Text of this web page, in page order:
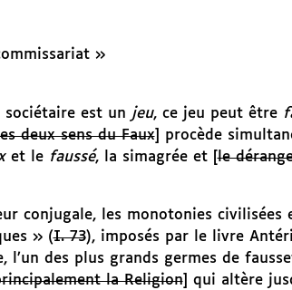
»
sociétaire est un jeu, ce jeu peut être
deux sens du Faux] procède
et le faussé, la simagrée et [le
conjugale, les monotonies
» (I. 73), imposés par le livre
l’un des plus grands germes de
la Religion] qui altère